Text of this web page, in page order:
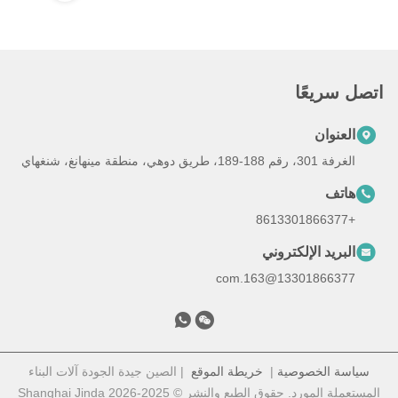
اتصل سريعًا
العنوان
الغرفة 301، رقم 188-189، طريق دوهي، منطقة مينهانغ، شنغهاي
هاتف
+8613301866377
البريد الإلكتروني
13301866377@163.com
سياسة الخصوصية | خريطة الموقع | الصين جيدة الجودة آلات البناء
المستعملة المورد. حقوق الطبع والنشر © 2025-2026 Shanghai Jinda